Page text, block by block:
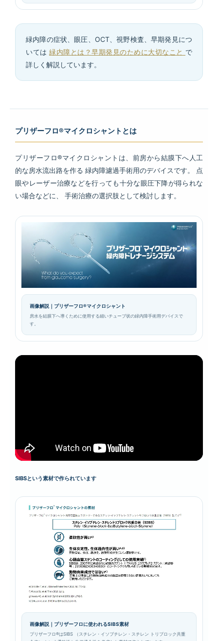
緑内障の症状、眼圧、OCT、視野検査、早期発見につ
いては 緑内障とは？早期発見のために大切なこと で
詳しく解説しています。
プリザーフロ®マイクロシャントとは
プリザーフロ®マイクロシャントは、前房から結膜下へ人工
的な房水流出路を作る 緑内障濾過手術用のデバイスです。 点
眼やレーザー治療などを行っても十分な眼圧下降が得られな
い場合などに、 手術治療の選択肢として検討します。
画像解説｜プリザーフロ®マイクロシャント
房水を結膜下へ導くために使用する細いチューブ状の緑内障手術用デバイスで
す。
SIBSという素材で作られています
画像解説｜プリザーフロに使われるSIBS素材
プリザーフロ®はSIBS （スチレン・イソブチレン・スチレン トリブロック共重